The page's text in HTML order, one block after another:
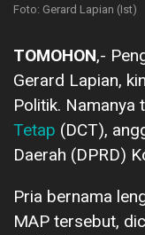
Foto: Gerard Lapian (Ist)
TOMOHON,-
Gerard Lapian,
Politik. Namanya
Tetap (DCT),
Daerah (DPRD)
Pria bernama
MAP tersebut,